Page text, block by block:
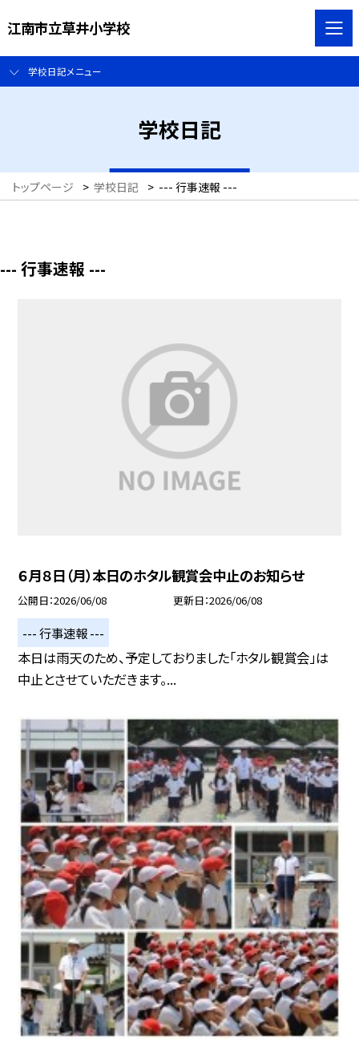
江南市立草井小学校
学校日記メニュー
学校日記
トップページ > 学校日記 > --- 行事速報 ---
--- 行事速報 ---
６月８日（月）本日のホタル観賞会中止のお知らせ
公開日 2026/06/08 更新日 2026/06/08
--- 行事速報 ---
本日は雨天のため、予定しておりました「ホタル観賞会」は
中止とさせていただきます。...